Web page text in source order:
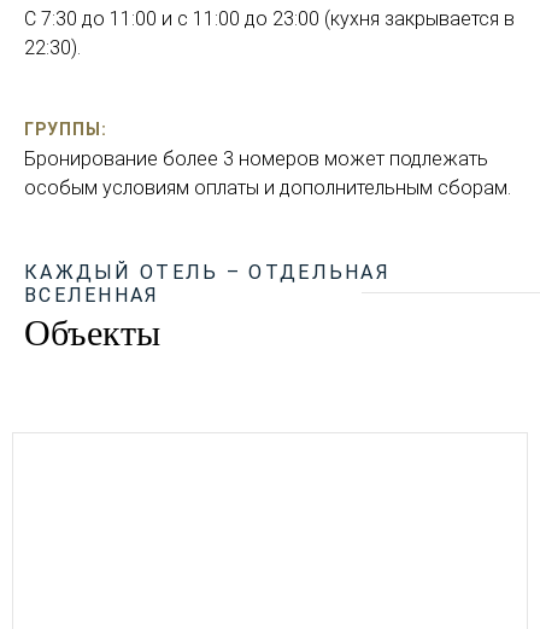
С 7:30 до 11:00 и с 11:00 до 23:00 (кухня закрывается в
22:30).
ГРУППЫ:
Бронирование более 3 номеров может подлежать
особым условиям оплаты и дополнительным сборам.
КАЖДЫЙ ОТЕЛЬ – ОТДЕЛЬНАЯ
ВСЕЛЕННАЯ
Объекты